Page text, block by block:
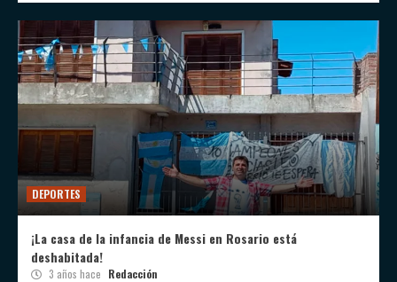
DEPORTES
¡La casa de la infancia de Messi en Rosario está
deshabitada!
3 años hace Redacción